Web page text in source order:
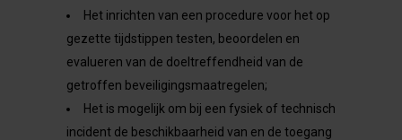
Het inrichten van een procedure voor het op
gezette tijdstippen testen, beoordelen en
evalueren van de doeltreffendheid van de
getroffen beveiligingsmaatregelen;
Het is mogelijk om bij een fysiek of technisch
incident de beschikbaarheid van en de toegang